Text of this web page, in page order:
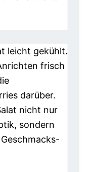
leicht gekühlt.
frisch
darüber.
nicht nur
sondern